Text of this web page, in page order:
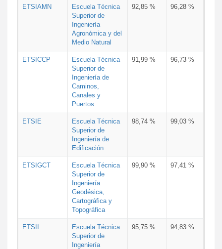
ETSIAMN
Escuela Técnica
Superior de
Ingeniería
Agronómica y del
Medio Natural
92,85 % 96,28 %
ETSICCP
Escuela Técnica
Superior de
Ingeniería de
Caminos,
Canales y
Puertos
91,99 % 96,73 %
ETSIE
Escuela Técnica
Superior de
Ingeniería de
Edificación
98,74 % 99,03 %
ETSIGCT
Escuela Técnica
Superior de
Ingeniería
Geodésica,
Cartográfica y
Topográfica
99,90 % 97,41 %
ETSII
Escuela Técnica
Superior de
Ingeniería
95,75 % 94,83 %